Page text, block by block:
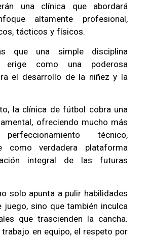
una clínica que abordará
altamente profesional,
tácticos y físicos.
que una simple disciplina
erige como una poderosa
el desarrollo de la niñez y la
la clínica de fútbol cobra una
ofreciendo mucho más
técnico,
como verdadera plataforma
integral de las futuras
solo apunta a pulir habilidades
juego, sino que también inculca
que trascienden la cancha.
trabajo en equipo, el respeto por